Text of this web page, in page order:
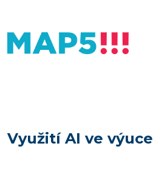
Využití AI ve výuce